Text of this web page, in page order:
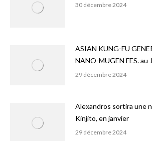
30 décembre 2024
ASIAN KUNG-FU
NANO-MUGEN FES.
29 décembre 2024
Alexandros sortira une
Kinjito, en janvier
29 décembre 2024